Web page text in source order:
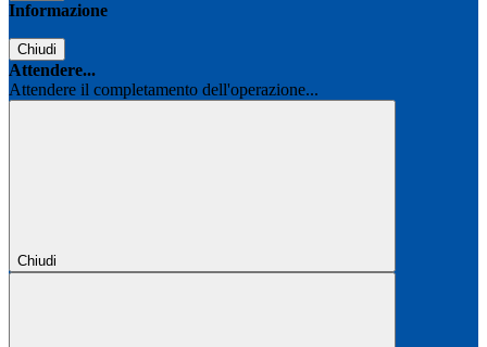
Informazione
Chiudi
Attendere...
Attendere il completamento dell'operazione...
Chiudi